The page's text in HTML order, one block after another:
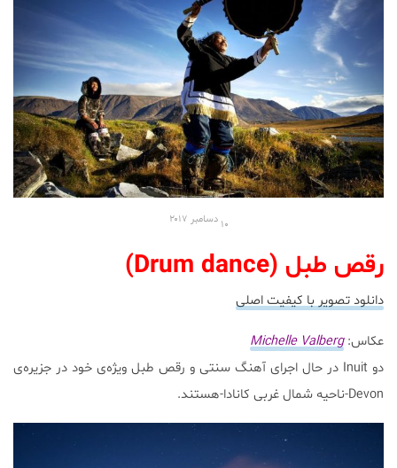
۱۰ دسامبر ۲۰۱۷
رقص طبل (Drum dance)
دانلود تصویر با کیفیت اصلی
عکاس:Michelle Valberg
دو Inuit در حال اجرای آهنگ سنتی و رقص طبل ویژه‌ی خود در جزیره‌ی
Devon-ناحیه شمال غربی کانادا-هستند.